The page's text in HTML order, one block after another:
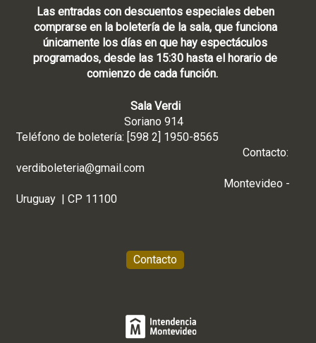
Las entradas con descuentos especiales deben
comprarse en la boletería de la sala, que funciona
únicamente los días en que hay espectáculos
programados, desde las 15:30 hasta el horario de
comienzo de cada función.
Sala Verdi
Soriano 914
Teléfono de boletería: [598 2] 1950-8565
Contacto:
verdiboleteria@gmail.com
Montevideo -
Uruguay | CP 11100
Contacto